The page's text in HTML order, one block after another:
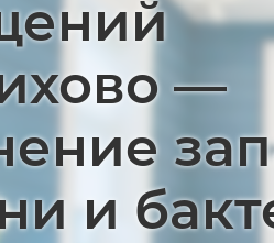
—
и